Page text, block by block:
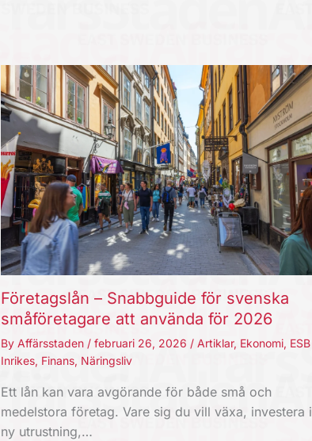
Företagslån – Snabbguide för svenska
småföretagare att använda för 2026
By Affärsstaden / februari 26, 2026 / Artiklar, Ekonomi, ESB
Inrikes, Finans, Näringsliv
Ett lån kan vara avgörande för både små och
medelstora företag. Vare sig du vill växa, investera i
ny utrustning,…